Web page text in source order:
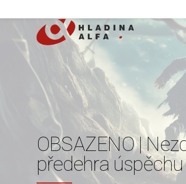
OBSAZENO |
předehra úspěchu